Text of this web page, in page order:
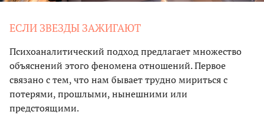
ЕСЛИ ЗВЕЗДЫ ЗАЖИГАЮТ
Психоаналитический подход предлагает множество
объяснений этого феномена отношений. Первое
связано с тем, что нам бывает трудно мириться с
потерями, прошлыми, нынешними или
предстоящими.